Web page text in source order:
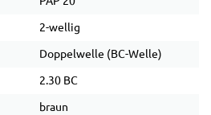
2-wellig
Doppelwelle (BC-Welle)
2.30 BC
braun